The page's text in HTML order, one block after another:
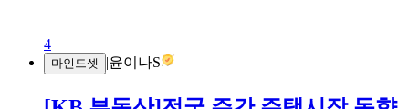
4
마인드셋 |윤이나S